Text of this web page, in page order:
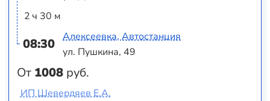
2 ч 30 м
08:30
От 1008 руб.
Алексеевка, Автостанция
ул. Пушкина, 49
ИП Шевердяев Е.А.